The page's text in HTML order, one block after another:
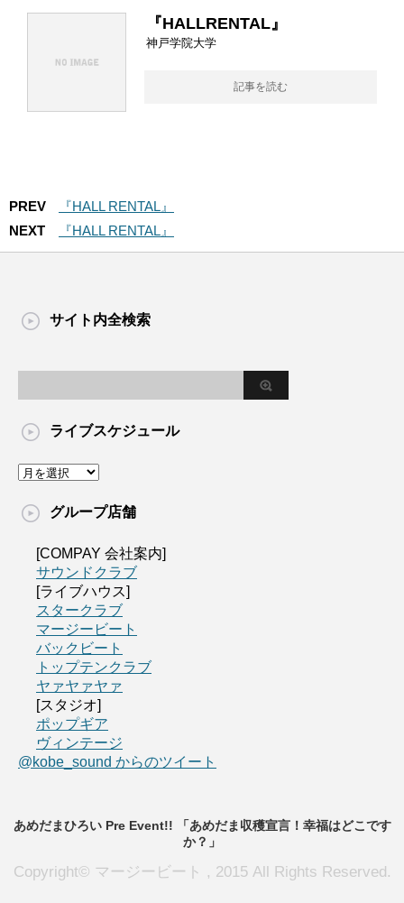
『HALLRENTAL』
神戸学院大学
記事を読む
PREV
『HALL RENTAL』
NEXT
『HALL RENTAL』
サイト内全検索
ライブスケジュール
グループ店舗
[COMPAY 会社案内]
サウンドクラブ
[ライブハウス]
スタークラブ
マージービート
バックビート
トップテンクラブ
ヤァヤァヤァ
[スタジオ]
ポップギア
ヴィンテージ
@kobe_sound からのツイート
あめだまひろい Pre Event!! 「あめだま収穫宣言！幸福はどこです
か？」
Copyright© マージービート , 2015 All Rights Reserved.